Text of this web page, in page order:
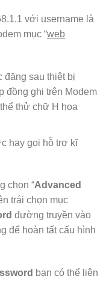
với username là
mục “web
đăng sau thiêt bị
đồng ghi trên Modem
thử chữ H hoa
hay gọi hỗ trợ kĩ
chọn “Advanced
trái chọn mục
đường truyền vào
để hoàn tất cấu hình
bạn có thể liên